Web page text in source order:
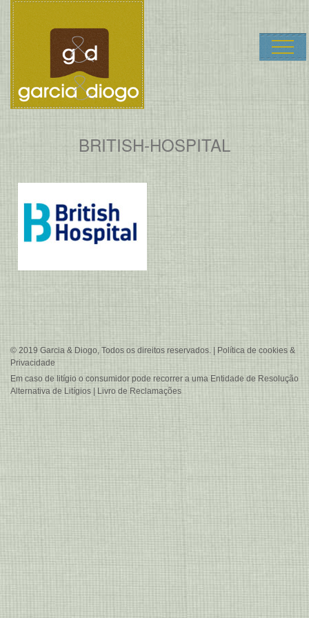
BRITISH-HOSPITAL
© 2019 Garcia & Diogo, Todos os direitos reservados. | Política de cookies &
Privacidade
Em caso de litígio o consumidor pode recorrer a uma Entidade de Resolução
Alternativa de Litígios | Livro de Reclamações